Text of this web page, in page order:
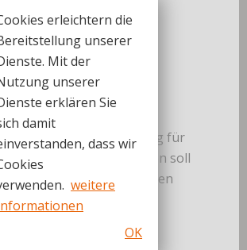
März 2019
3. März 2019
Sylvia M. Felder:
Vorerntemonitoring für
PFC-belastete Böden soll
weitergeführt werden
15. Februar 2019
ELR Förderung von
erleichtern die
unserer
Mit der
unserer
erklären Sie
damit
dass wir
weitere
OK